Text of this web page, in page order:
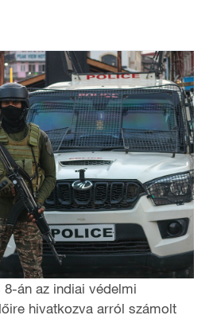
án az indiai védelmi
hivatkozva arról számolt